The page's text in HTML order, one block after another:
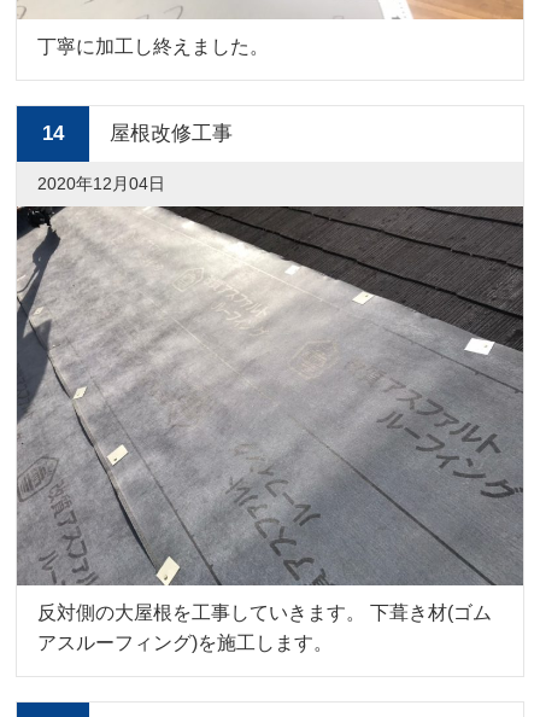
丁寧に加工し終えました。
14 屋根改修工事
2020年12月04日
反対側の大屋根を工事していきます。 下葺き材(ゴム
アスルーフィング)を施工します。